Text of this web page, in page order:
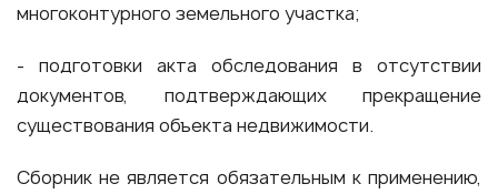
многоконтурного земельного участка;
- подготовки акта обследования в отсутствии
документов, подтверждающих прекращение
существования объекта недвижимости.
Сборник не является обязательным к применению,